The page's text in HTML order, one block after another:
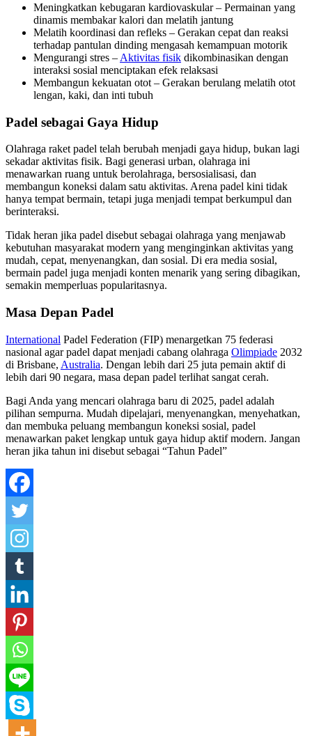
Meningkatkan kebugaran kardiovaskular – Permainan yang
dinamis membakar kalori dan melatih jantung
Melatih koordinasi dan refleks – Gerakan cepat dan reaksi
terhadap pantulan dinding mengasah kemampuan motorik
Mengurangi stres – Aktivitas fisik dikombinasikan dengan
interaksi sosial menciptakan efek relaksasi
Membangun kekuatan otot – Gerakan berulang melatih otot
lengan, kaki, dan inti tubuh
Padel sebagai Gaya Hidup
Olahraga raket padel telah berubah menjadi gaya hidup, bukan lagi
sekadar aktivitas fisik. Bagi generasi urban, olahraga ini
menawarkan ruang untuk berolahraga, bersosialisasi, dan
membangun koneksi dalam satu aktivitas. Arena padel kini tidak
hanya tempat bermain, tetapi juga menjadi tempat berkumpul dan
berinteraksi.
Tidak heran jika padel disebut sebagai olahraga yang menjawab
kebutuhan masyarakat modern yang menginginkan aktivitas yang
mudah, cepat, menyenangkan, dan sosial. Di era media sosial,
bermain padel juga menjadi konten menarik yang sering dibagikan,
semakin memperluas popularitasnya.
Masa Depan Padel
International Padel Federation (FIP) menargetkan 75 federasi
nasional agar padel dapat menjadi cabang olahraga Olimpiade 2032
di Brisbane, Australia. Dengan lebih dari 25 juta pemain aktif di
lebih dari 90 negara, masa depan padel terlihat sangat cerah.
Bagi Anda yang mencari olahraga baru di 2025, padel adalah
pilihan sempurna. Mudah dipelajari, menyenangkan, menyehatkan,
dan membuka peluang membangun koneksi sosial, padel
menawarkan paket lengkap untuk gaya hidup aktif modern. Jangan
heran jika tahun ini disebut sebagai “Tahun Padel”